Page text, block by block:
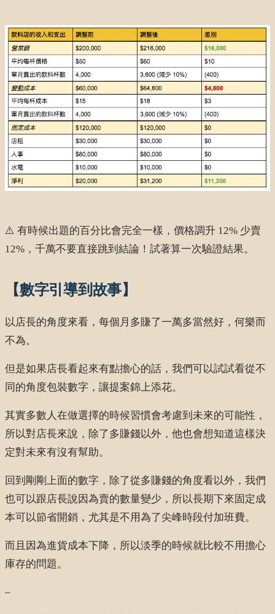
⚠️ 有時候出題的百分比會完全一樣，價格調升 12% 少賣
12%，千萬不要直接跳到結論！試著算一次驗證結果。
【數字引導到故事】
以店長的角度來看，每個月多賺了一萬多當然好，何樂而
不為。
但是如果店長看起來有點擔心的話，我們可以試試看從不
同的角度包裝數字，讓提案錦上添花。
其實多數人在做選擇的時候習慣會考慮到未來的可能性，
所以對店長來說，除了多賺錢以外，他也會想知道這樣決
定對未來有沒有幫助。
回到剛剛上面的數字，除了從多賺錢的角度看以外，我們
也可以跟店長說因為賣的數量變少，所以長期下來固定成
本可以節省開銷，尤其是不用為了尖峰時段付加班費。
而且因為進貨成本下降，所以淡季的時候就比較不用擔心
庫存的問題。
–